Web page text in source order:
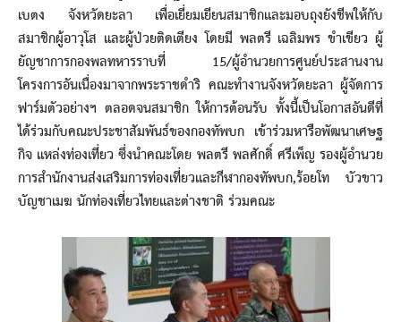
เบตง จังหวัดยะลา เพื่อเยี่ยมเยียนสมาชิกและมอบถุงยังชีพให้กับ
สมาชิกผู้อาวุโส และผู้ป่วยติดเตียง โดยมี พลตรี เฉลิมพร ขำเขียว ผู้
ยัญชาการกองพลทหารราบที่ 15/ผู้อำนวยการศูนย์ประสานงาน
โครงการอันเนื่องมาจากพระราชดำริ คณะทำงานจังหวัดยะลา ผู้จัดการ
ฟาร์มตัวอย่างฯ ตลอดจนสมาชิก ให้การต้อนรับ ทั้งนี้เป็นโอกาสอันดีที่
ได้ร่วมกับคณะประชาสัมพันธ์ของกองทัพบก เข้าร่วมหารือพัฒนาเศษฐ
กิจ แหล่งท่องเที่ยว ซึ่งนำคณะโดย พลตรี พลศักดิ์ ศรีเพ็ญ รองผู้อำนวย
การสำนักงานส่งเสริมการท่องเที่ยวและกีฬากองทัพบก,ร้อยโท บัวขาว
บัญชาเมฆ นักท่องเที่ยวไทยและต่างชาติ ร่วมคณะ